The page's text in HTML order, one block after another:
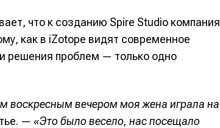
что к созданию Spire Studio компания
как в iZotope видят современное
решения проблем — только одно
воскресным вечером моя жена играла на
— «Это было весело, нас посещало